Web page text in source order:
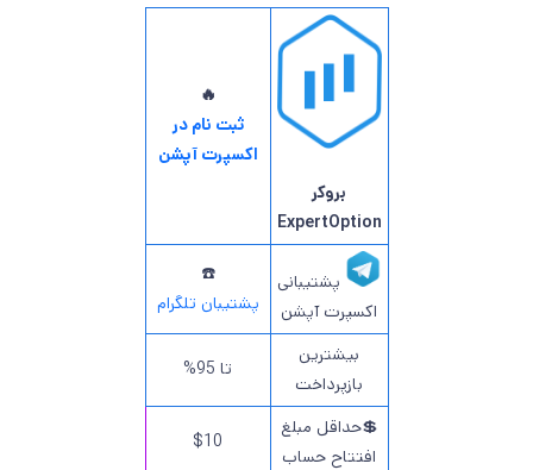
بروکر
ExpertOption
🔥
ثبت نام در
اکسپرت آپشن
پشتیبانی
اکسپرت آپشن
☎️
پشتیبان تلگرام
بیشترین
بازپرداخت
تا 95%
💲حداقل مبلغ
افتتاح حساب
$10